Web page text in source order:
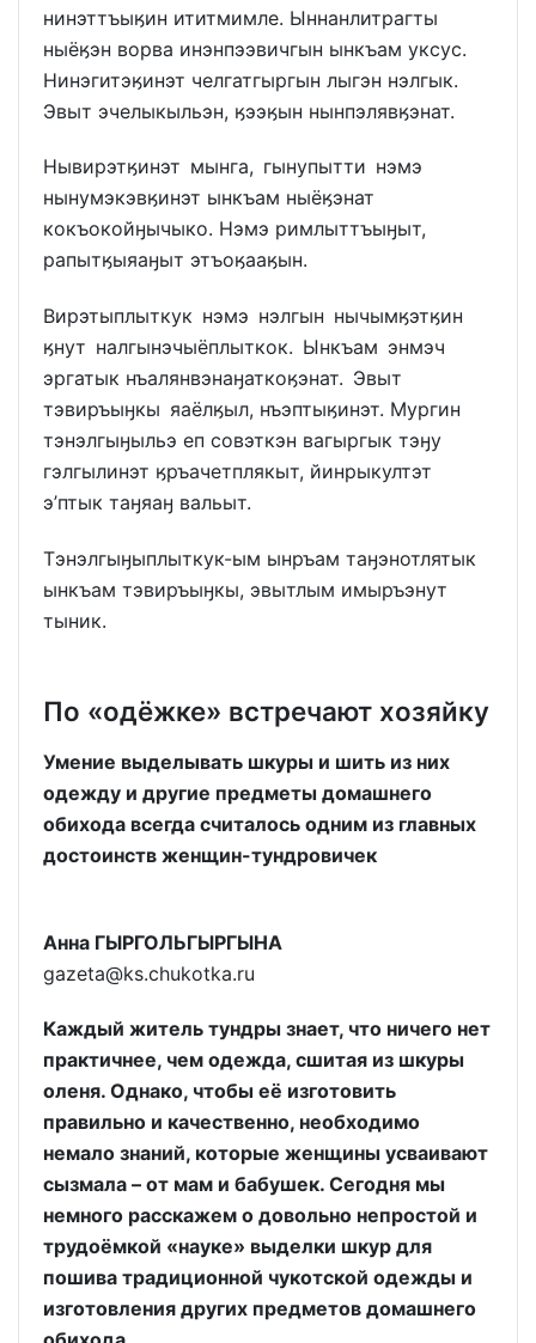
нинэттъыӄин ититмимле. Ыннанлитрагты
ныёӄэн ворва инэнпээвичгын ынкъам уксус.
Нинэгитэӄинэт челгатгыргын лыгэн нэлгык.
Эвыт эчелыкыльэн, ӄээӄын нынпэлявӄэнат.
Нывирэтӄинэт мынга, гынупытти нэмэ
нынумэкэвӄинэт ынкъам ныёӄэнат
кокъокойӈычыко. Нэмэ римлыттъыӈыт,
рапытӄыяаӈыт этъоӄааӄын.
Вирэтыплыткук нэмэ нэлгын нычымӄэтӄин
ӄнут налгынэчыёплыткок. Ынкъам энмэч
эргатык нъалянвэнаӈаткоӄэнат. Эвыт
тэвиръыӈкы яаёлӄыл, нъэптыӄинэт. Мургин
тэнэлгыӈыльэ еп совэткэн вагыргык тэӈу
гэлгылинэт ӄръачетплякыт, йинрыкултэт
э’птык таӈяаӈ вальыт.
Тэнэлгыӈыплыткук-ым ынръам таӈэнотлятык
ынкъам тэвиръыӈкы, эвытлым имыръэнут
тыник.
По «одёжке» встречают хозяйку
Умение выделывать шкуры и шить из них
одежду и другие предметы домашнего
обихода всегда считалось одним из главных
достоинств женщин-тундровичек
Анна ГЫРГОЛЬГЫРГЫНА
gazeta@ks.chukotka.ru
Каждый житель тундры знает, что ничего нет
практичнее, чем одежда, сшитая из шкуры
оленя. Однако, чтобы её изготовить
правильно и качественно, необходимо
немало знаний, которые женщины усваивают
сызмала – от мам и бабушек. Сегодня мы
немного расскажем о довольно непростой и
трудоёмкой «науке» выделки шкур для
пошива традиционной чукотской одежды и
изготовления других предметов домашнего